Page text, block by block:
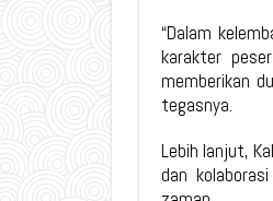
“Dalam
karakter
memberikan
tegasnya.
Lebih lanjut,
dan